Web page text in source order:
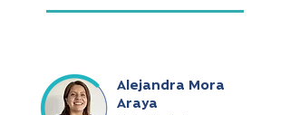
Alejandra Mora
Araya